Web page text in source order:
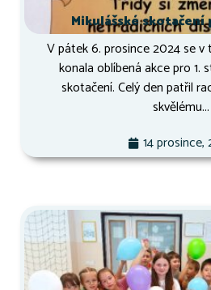
Mikulášské skotačení
V pátek 6. prosince 2024 se v
konala oblíbená akce pro 1.
skotačení. Celý den patřil
skvělému...
14 prosince,